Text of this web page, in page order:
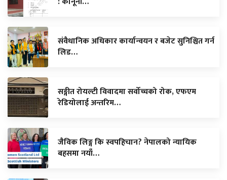
संवैधानिक अधिकार कार्यान्वयन र बजेट सुनिश्चित गर्न
लिड…
सङ्गीत रोयल्टी विवादमा सर्वोच्चको रोक, एफएम
रेडियोलाई अन्तरिम…
जैविक लिङ्ग कि स्वपहिचान? नेपालको न्यायिक
बहसमा नयाँ…